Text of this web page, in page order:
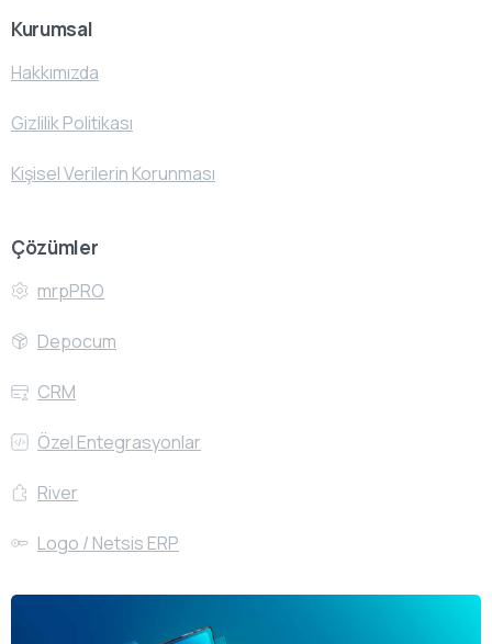
Kurumsal
Hakkımızda
Gizlilik Politikası
Kişisel Verilerin Korunması
Çözümler
mrpPRO
Depocum
CRM
Özel Entegrasyonlar
River
Logo / Netsis ERP